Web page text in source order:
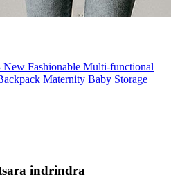
Fashionable Multi-functional
Maternity Baby Storage
indrindra